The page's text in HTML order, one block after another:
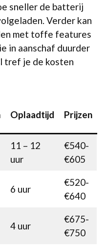
sneller de batterij
Verder kan
met toffe features
in aanschaf duurder
tref je de kosten
Oplaadtijd Prijzen
11 – 12
uur
€540-
€605
6 uur
€520-
€640
4 uur
€675-
€750